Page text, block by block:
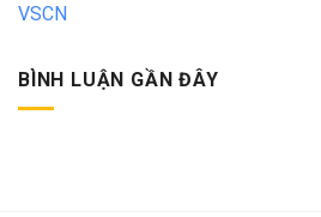
VSCN
BÌNH LUẬN GẦN ĐÂY